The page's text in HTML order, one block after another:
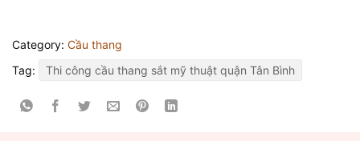
Category: Cầu thang
Tag:
Thi công cầu thang sắt mỹ thuật quận Tân Bình